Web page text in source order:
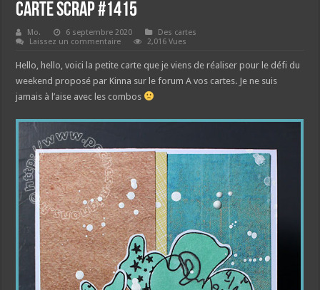
Carte scrap #1415
Mo. 6 septembre 2020
Des cartes
Laissez un commentaire
2,016 Vues
Hello, hello, voici la petite carte que je viens de réaliser pour le défi du
weekend proposé par Kinna sur le forum A vos cartes. Je ne suis
jamais à l’aise avec les combos